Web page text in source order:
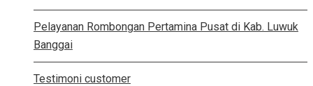
Pelayanan Rombongan Pertamina Pusat di Kab. Luwuk
Banggai
Testimoni customer